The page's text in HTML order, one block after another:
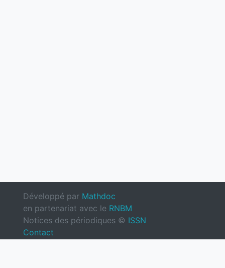
Développé par Mathdoc
en partenariat avec le RNBM
Notices des périodiques © ISSN
Contact